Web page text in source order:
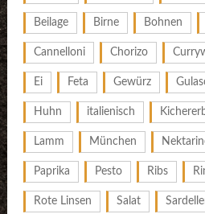
Beilage Birne Bohnen
Cannelloni Chorizo
Ei Feta Gewürz
Huhn italienisch
Lamm München
Paprika Pesto Ribs
Rote Linsen Salat